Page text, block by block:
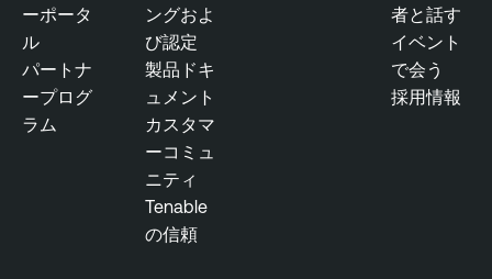
ーポータ
ル
パートナ
ープログ
ラム
ングおよ
び認定
製品ドキ
ュメント
カスタマ
ーコミュ
ニティ
Tenable
の信頼
者と話す
イベント
で会う
採用情報